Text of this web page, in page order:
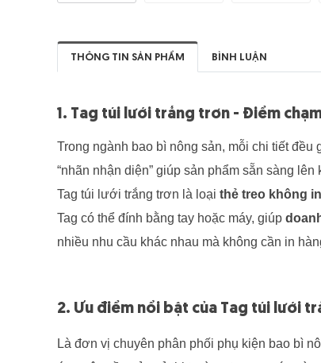
THÔNG TIN SẢN PHẨM BÌNH LUẬN
1. Tag túi lưới trắng trơn - Điểm
Trong ngành bao bì nông sản, mỗi chi tiết
“nhãn nhận diện” giúp sản phẩm sẵn sàng
Tag túi lưới trắng trơn là loại thẻ treo không
Tag có thể đính bằng tay hoặc máy, giúp
nhiều nhu cầu khác nhau mà không cần in
2. Ưu điểm nổi bật của Tag túi lưới
Là đơn vị chuyên phân phối phụ kiện bao bì